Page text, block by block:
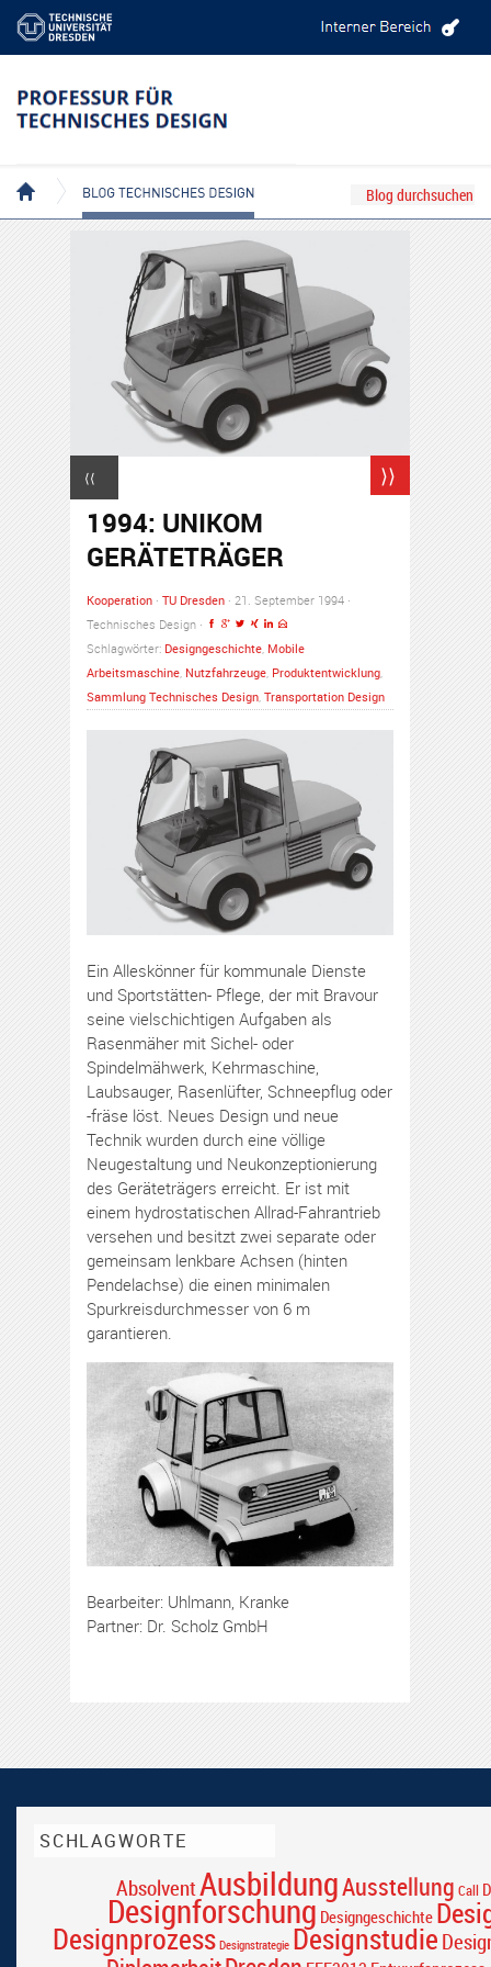
⟨⟨ ⟩⟩
1994: UNIKOM
GERÄTETRÄGER
Kooperation · TU Dresden · 21. September 1994 ·
Technisches Design ·
Schlagwörter: Designgeschichte, Mobile
Arbeitsmaschine, Nutzfahrzeuge, Produktentwicklung,
Sammlung Technisches Design, Transportation Design
Ein Alleskönner für kommunale Dienste
und Sportstätten- Pflege, der mit Bravour
seine vielschichtigen Aufgaben als
Rasenmäher mit Sichel- oder
Spindelmähwerk, Kehrmaschine,
Laubsauger, Rasenlüfter, Schneepflug oder
-fräse löst. Neues Design und neue
Technik wurden durch eine völlige
Neugestaltung und Neukonzeptionierung
des Geräteträgers erreicht. Er ist mit
einem hydrostatischen Allrad-Fahrantrieb
versehen und besitzt zwei separate oder
gemeinsam lenkbare Achsen (hinten
Pendelachse) die einen minimalen
Spurkreisdurchmesser von 6 m
garantieren.
Bearbeiter: Uhlmann, Kranke
Partner: Dr. Scholz GmbH
SCHLAGWORTE
AbsolventAusbildungAusstellung Call
Designforschung Designgeschichte
Designprozess Designstrategie Designstudie